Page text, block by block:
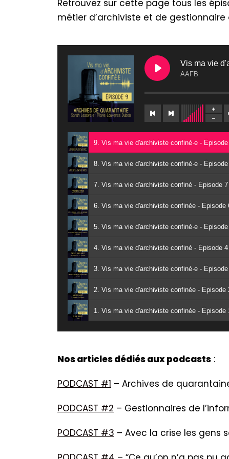
Retrouvez sur cette page tous les
métier d’archiviste et de
Vis ma vie
AAFB
9. Vis ma vie d'archiviste confiné·e -
8. Vis ma vie d'archiviste confiné·e -
7. Vis ma vie d'archiviste confiné - Épisode
6. Vis ma vie d'archiviste confinée -
5. Vis ma vie d'archiviste confiné·e -
4. Vis ma vie d'archiviste confiné - Épisode
3. Vis ma vie d'archiviste confiné·e -
2. Vis ma vie d'archiviste confinée -
1. Vis ma vie d'archiviste confinée - Épisode
Nos articles dédiés aux podcasts :
PODCAST #1 – Archives de
PODCAST #2 – Gestionnaires de
PODCAST #3 – Avec la crise les gens